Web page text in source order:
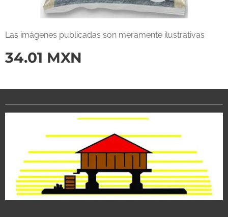
Las imágenes publicadas son meramente ilustrativas
34.01 MXN